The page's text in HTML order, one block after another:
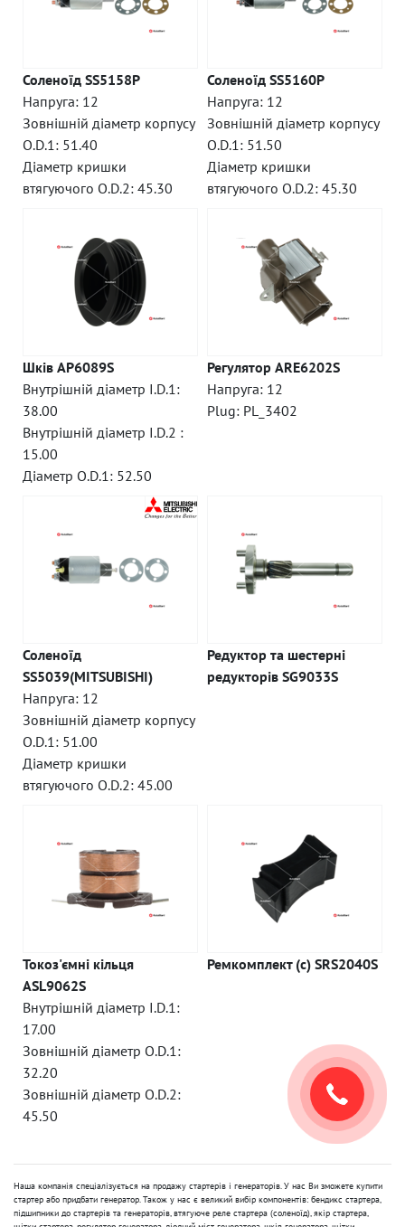
Соленоїд SS5158P
Напруга: 12
Зовнішній діаметр корпусу
O.D.1: 51.40
Діаметр кришки
втягуючого O.D.2: 45.30
Соленоїд SS5160P
Напруга: 12
Зовнішній діаметр корпусу
O.D.1: 51.50
Діаметр кришки
втягуючого O.D.2: 45.30
Шків AP6089S
Внутрішній діаметр I.D.1:
38.00
Внутрішній діаметр I.D.2 :
15.00
Діаметр O.D.1: 52.50
Регулятор ARE6202S
Напруга: 12
Plug: PL_3402
Соленоїд
SS5039(MITSUBISHI)
Напруга: 12
Зовнішній діаметр корпусу
O.D.1: 51.00
Діаметр кришки
втягуючого O.D.2: 45.00
Редуктор та шестерні
редукторів SG9033S
Токоз'ємні кільця
ASL9062S
Внутрішній діаметр I.D.1:
17.00
Зовнішній діаметр O.D.1:
32.20
Зовнішній діаметр O.D.2:
45.50
Ремкомплект (c) SRS2040S
Наша компанія спеціалізується на продажу стартерів і генераторів. У нас Ви зможете купити
стартер або придбати генератор. Також у нас є великий вибір компонентів: бендикс стартера,
підшипники до стартерів та генераторів, втягуюче реле стартера (соленоїд), якір стартера,